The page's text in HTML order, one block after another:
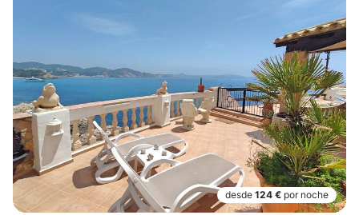
desde 124 € por noche